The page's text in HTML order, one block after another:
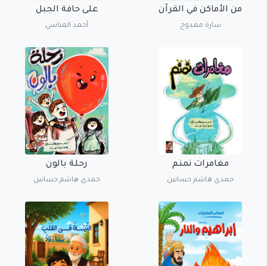
من الأماكن في القرآن
سارة ممدوح
على حافة الجبل
أحمد العباسي
مغامرات نمنم
حمدي هاشم حسانين
رحلة بالون
حمدي هاشم حسانين